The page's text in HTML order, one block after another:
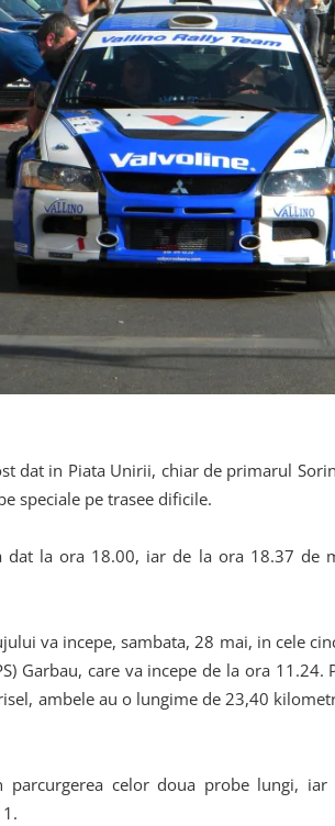
dat in Piata Unirii, chiar de primarul
speciale pe trasee dificile.
dat la ora 18.00, iar de la ora 18.37 de
va incepe, sambata, 28 mai, in cele
Garbau, care va incepe de la ora
ambele au o lungime de 23,40
parcurgerea celor doua probe lungi,